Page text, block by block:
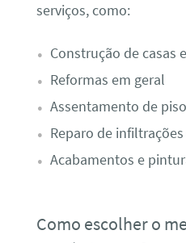
serviços, como:
Construção de casas
Reformas em geral
Assentamento de
Reparo de
Acabamentos e
Como escolher o